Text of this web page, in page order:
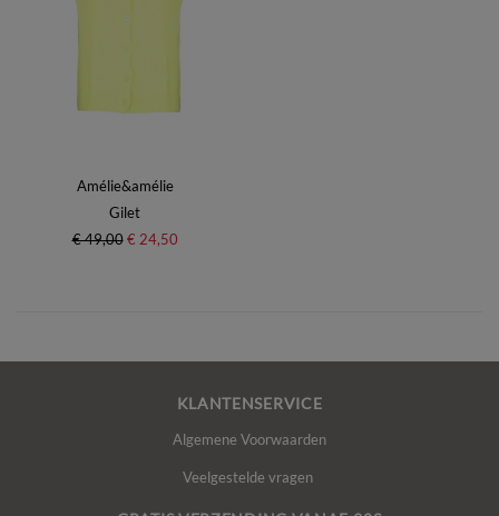
Amélie&amélie
Gilet
€ 49,00 € 24,50
KLANTENSERVICE
Algemene Voorwaarden
Veelgestelde vragen